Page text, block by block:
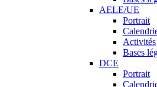
AELE/UE
Portrait
Activités
Bases
DCE
Portrait